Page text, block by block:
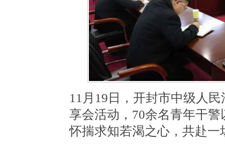
11月19日，开封市中级人民
享会活动，70余名青年干
怀揣求知若渴之心，共赴